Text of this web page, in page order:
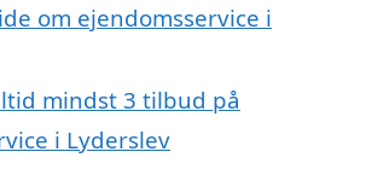
om ejendomsservice i
mindst 3 tilbud på
i Lyderslev